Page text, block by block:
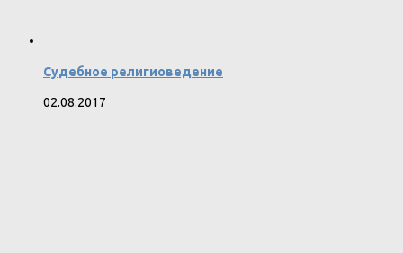
Судебное религиоведение
02.08.2017